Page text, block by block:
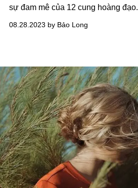
sự đam mê của 12 cung hoàng đạo.
08.28.2023 by Bảo Long